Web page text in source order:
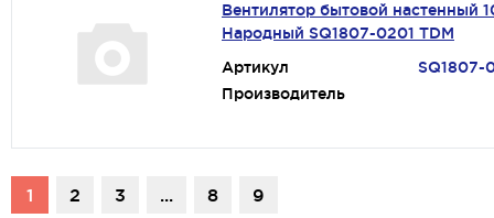
Вентилятор бытовой настенный
Народный SQ1807-0201 TDM
Артикул
SQ1807-
Производитель
1 2 3 ... 8 9